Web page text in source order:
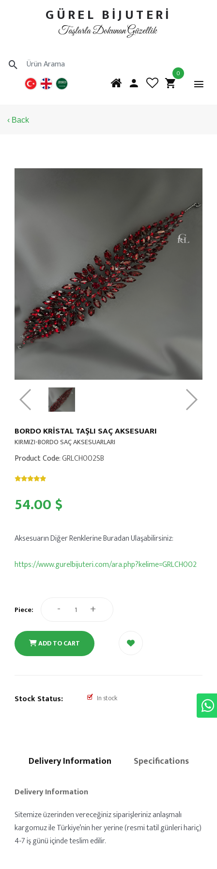
GÜREL BİJUTERİ
Taşlarla Dokunan Güzellik
0
‹ Back
BORDO KRİSTAL TAŞLI SAÇ AKSESUARI
KIRMIZI-BORDO SAÇ AKSESUARLARI
Product Code: GRLCH002SB
54.00 $
AksesuarınDiğer Renklerine Buradan Ulaşabilirsiniz:
https://www.gurelbijuteri.com/ara.php?kelime=GRLCH002
Piece: - +
ADD TO CART
Stock Status: In stock
Delivery Information Specifications
Delivery Information
Sitemize üzerinden vereceğiniz siparişleriniz anlaşmalı
kargomuz ile Türkiye’nin her yerine (resmi tatil günleri hariç)
4-7 iş günü içinde teslim edilir.